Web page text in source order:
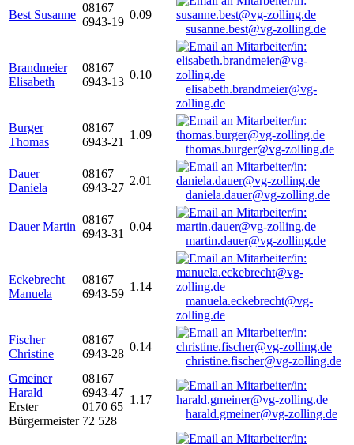
Best Susanne
08167
6943-19
0.09
susanne.best@vg-zolling.de
Brandmeier
Elisabeth
08167
6943-13
0.10
elisabeth.brandmeier@vg-
zolling.de
Burger
Thomas
08167
6943-21
1.09
thomas.burger@vg-zolling.de
Dauer
Daniela
08167
6943-27
2.01
daniela.dauer@vg-zolling.de
Dauer Martin
08167
6943-31
0.04
martin.dauer@vg-zolling.de
Eckebrecht
Manuela
08167
6943-59
1.14
manuela.eckebrecht@vg-
zolling.de
Fischer
Christine
08167
6943-28
0.14
christine.fischer@vg-zolling.de
Gmeiner
Harald
Erster
Bürgermeister
08167
6943-47
0170 65
72 528
1.17
harald.gmeiner@vg-zolling.de